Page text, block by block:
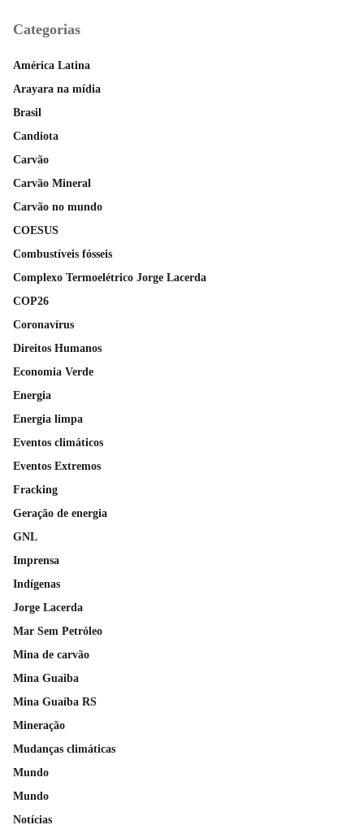
Categorias
América Latina
Arayara na mídia
Brasil
Candiota
Carvão
Carvão Mineral
Carvão no mundo
COESUS
Combustíveis fósseis
Complexo Termoelétrico Jorge Lacerda
COP26
Coronavírus
Direitos Humanos
Economia Verde
Energia
Energia limpa
Eventos climáticos
Eventos Extremos
Fracking
Geração de energia
GNL
Imprensa
Indígenas
Jorge Lacerda
Mar Sem Petróleo
Mina de carvão
Mina Guaiba
Mina Guaíba RS
Mineração
Mudanças climáticas
Mundo
Mundo
Notícias